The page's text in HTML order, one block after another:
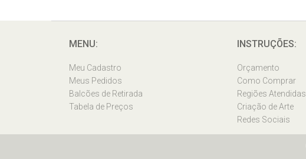
MENU:
Meu Cadastro
Meus Pedidos
Balcões de Retirada
Tabela de Preços
INSTRUÇÕES:
Orçamento
Como Comprar
Regiões Atendidas
Criação de Arte
Redes Sociais